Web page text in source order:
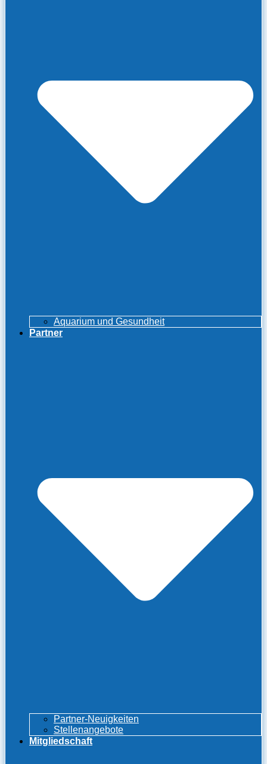
Aquarium und Gesundheit
Partner
Partner-Neuigkeiten
Stellenangebote
Mitgliedschaft